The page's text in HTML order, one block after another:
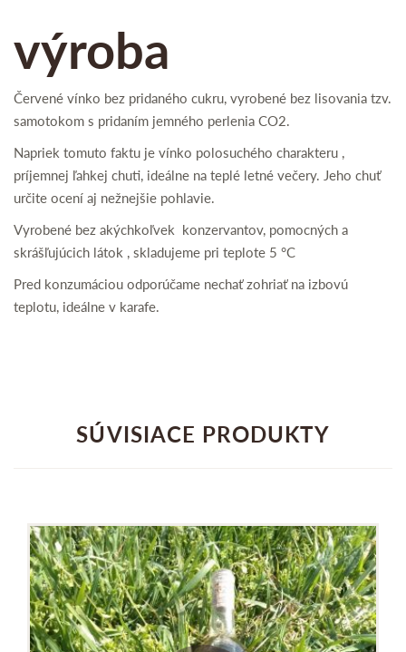
výroba
Červené vínko bez pridaného cukru, vyrobené bez lisovania tzv.
samotokom s pridaním jemného perlenia CO2.
Napriek tomuto faktu je vínko polosuchého charakteru ,
príjemnej ľahkej chuti, ideálne na teplé letné večery. Jeho chuť
určite ocení aj nežnejšie pohlavie.
Vyrobené bez akýchkoľvek konzervantov, pomocných a
skrášľujúcich látok , skladujeme pri teplote 5 °C
Pred konzumáciou odporúčame nechať zohriať na izbovú
teplotu, ideálne v karafe.
SÚVISIACE PRODUKTY